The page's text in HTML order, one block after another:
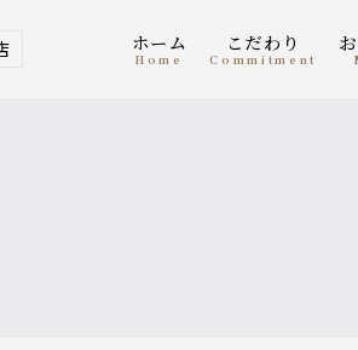
ホーム
home
こだわり
Commitment